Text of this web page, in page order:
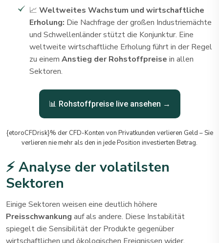
📈 Weltweites Wachstum und wirtschaftliche
Erholung: Die Nachfrage der großen Industriemächte
und Schwellenländer stützt die Konjunktur. Eine
weltweite wirtschaftliche Erholung führt in der Regel
zu einem Anstieg der Rohstoffpreise in allen
Sektoren.
📊 Rohstoffpreise live ansehen →
{etoroCFDrisk}% der CFD-Konten von Privatkunden verlieren Geld – Sie
verlieren nie mehr als den in jede Position investierten Betrag.
⚡ Analyse der volatilsten
Sektoren
Einige Sektoren weisen eine deutlich höhere
Preisschwankung auf als andere. Diese Instabilität
spiegelt die Sensibilität der Produkte gegenüber